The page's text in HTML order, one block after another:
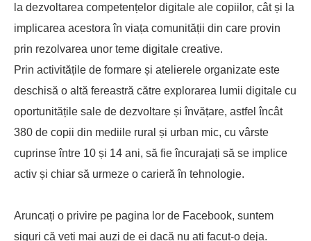
la dezvoltarea competențelor digitale ale copiilor, cât și la
implicarea acestora în viața comunității din care provin
prin rezolvarea unor teme digitale creative.
Prin activitățile de formare și atelierele organizate este
deschisă o altă fereastră către explorarea lumii digitale cu
oportunitățile sale de dezvoltare și învățare, astfel încât
380 de copii din mediile rural și urban mic, cu vârste
cuprinse între 10 și 14 ani, să fie încurajați să se implice
activ și chiar să urmeze o carieră în tehnologie.
Aruncați o privire pe pagina lor de Facebook, suntem
siguri că veți mai auzi de ei dacă nu ați facut-o deja.